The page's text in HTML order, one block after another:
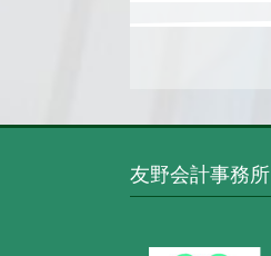
友野会計事務所